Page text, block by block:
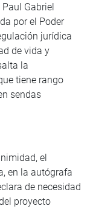
Gabriel
por el Poder
jurídica
de vida y
la
tiene rango
sendas
el
en la autógrafa
de necesidad
proyecto